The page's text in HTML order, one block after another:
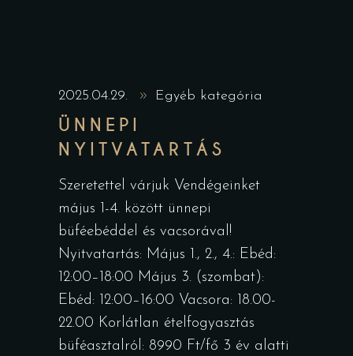
2025.04.29. Egyéb kategória
ÜNNEPI
NYITVATARTÁS
Szeretettel várjuk Vendégeinket
május 1-4. között ünnepi
büféebéddel és vacsorával!
Nyitvatartás: Május 1., 2., 4.: Ebéd:
12:00–18:00 Május 3. (szombat):
Ebéd: 12:00–16:00 Vacsora: 18.00-
22.00 Korlátlan ételfogyasztás
büféasztalról: 8990 Ft/fő 3 év alatti